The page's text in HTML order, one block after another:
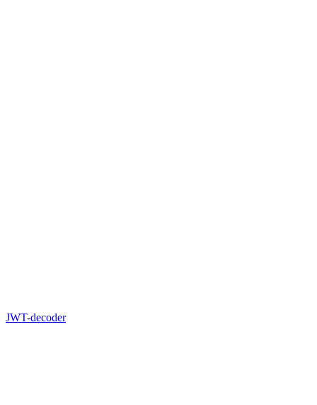
JWT-decoder